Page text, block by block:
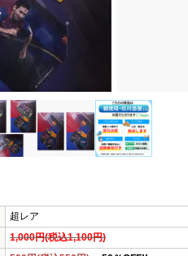
超レア
1,000円(税込1,100円)